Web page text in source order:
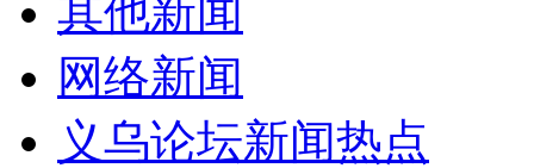
其他新闻
网络新闻
义乌论坛新闻热点